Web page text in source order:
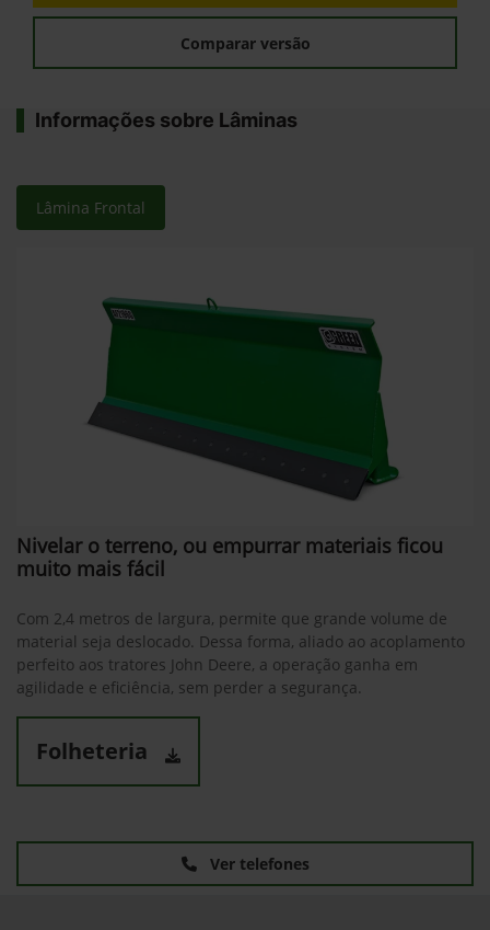
Comparar versão
Informações sobre Lâminas
Lâmina Frontal
Nivelar o terreno, ou empurrar materiais ficou
muito mais fácil
Com 2,4 metros de largura, permite que grande volume de
material seja deslocado. Dessa forma, aliado ao acoplamento
perfeito aos tratores John Deere, a operação ganha em
agilidade e eficiência, sem perder a segurança.
Folheteria
Ver telefones